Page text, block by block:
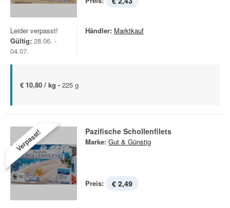
Leider verpasst!
Gültig: 28.06. -
04.07.
Händler: Marktkauf
€ 10,80 / kg - 225 g
Verpasst! Pazifische Schollenfilets
Marke: Gut & Günstig
Preis: € 2,49